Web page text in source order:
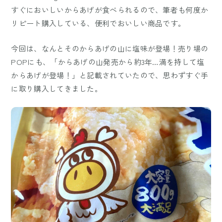
すぐにおいしいからあげが食べられるので、筆者も何度か
リピート購入している、便利でおいしい商品です。
今回は、なんとそのからあげの山に塩味が登場！売り場の
POPにも、「からあげの山発売から約3年…満を持して塩
からあげが登場！」と記載されていたので、思わずすぐ手
に取り購入してきました。